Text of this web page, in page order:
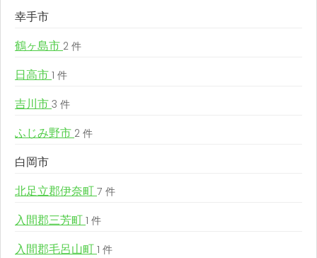
幸手市
鶴ヶ島市 2 件
日高市 1 件
吉川市 3 件
ふじみ野市 2 件
白岡市
北足立郡伊奈町 7 件
入間郡三芳町 1 件
入間郡毛呂山町 1 件